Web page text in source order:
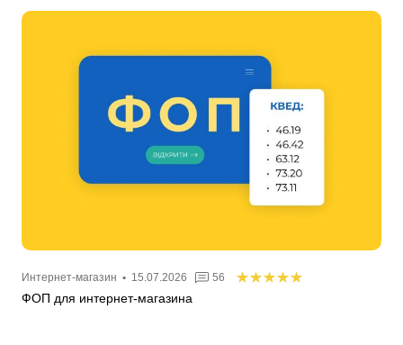
Интернет-магазин • 15.07.2026 56
ФОП для интернет-магазина